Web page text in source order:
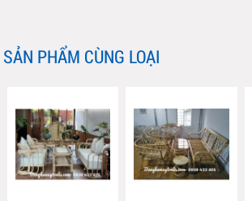
SẢN PHẨM CÙNG LOẠI